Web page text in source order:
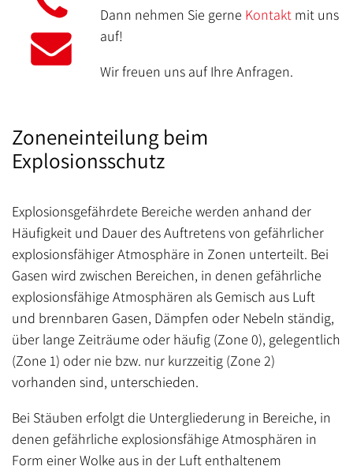
Dann nehmen Sie gerne Kontakt mit uns
auf!
Wir freuen uns auf Ihre Anfragen.
Zoneneinteilung beim
Explosionsschutz
Explosionsgefährdete Bereiche werden anhand der
Häufigkeit und Dauer des Auftretens von gefährlicher
explosionsfähiger Atmosphäre in Zonen unterteilt. Bei
Gasen wird zwischen Bereichen, in denen gefährliche
explosionsfähige Atmosphären als Gemisch aus Luft
und brennbaren Gasen, Dämpfen oder Nebeln ständig,
über lange Zeiträume oder häufig (Zone 0), gelegentlich
(Zone 1) oder nie bzw. nur kurzzeitig (Zone 2)
vorhanden sind, unterschieden.
Bei Stäuben erfolgt die Untergliederung in Bereiche, in
denen gefährliche explosionsfähige Atmosphären in
Form einer Wolke aus in der Luft enthaltenem